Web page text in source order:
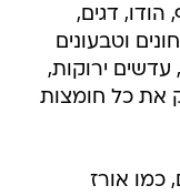
הודו, דגים,
וטבעונים
ירוקות,
את כל חומצות
כמו אורז